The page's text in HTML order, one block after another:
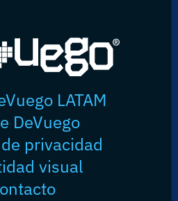
LATAM
DeVuego
privacidad
visual